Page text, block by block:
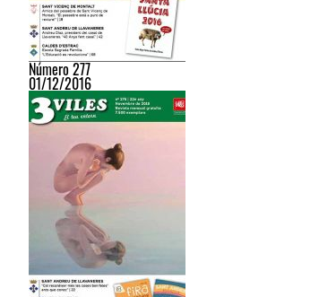
Número 277
01/12/2016